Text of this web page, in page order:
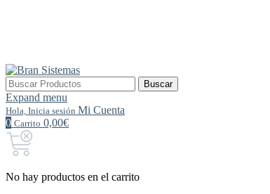
Buscar
por:
Buscar
Expand menu
Hola, Inicia sesión Mi Cuenta
0 Carrito 0,00€
No hay productos en el carrito